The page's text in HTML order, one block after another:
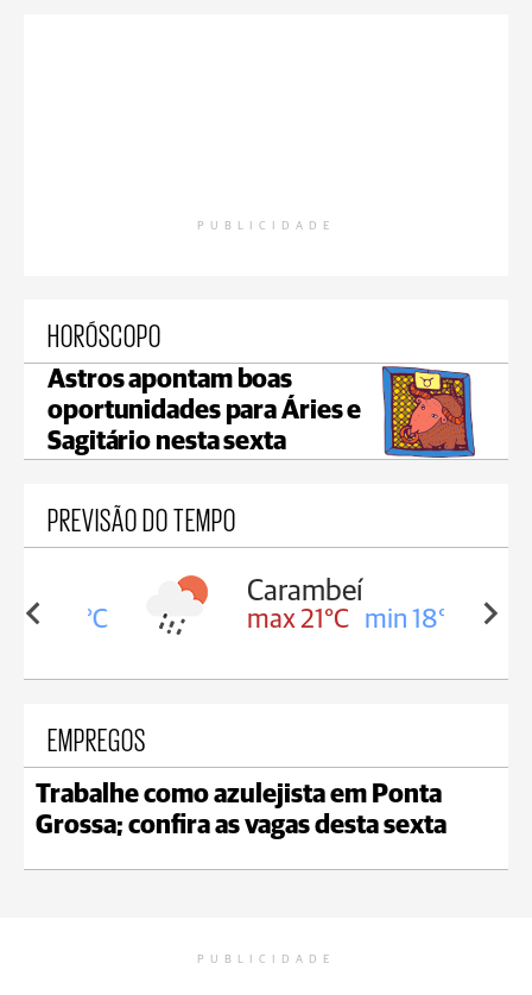
PUBLICIDADE
HORÓSCOPO
Astros apontam boas
oportunidades para Áries e
Sagitário nesta sexta
PREVISÃO DO TEMPO
18°C
Carambeí
max 21°C min 18°C
EMPREGOS
Trabalhe como azulejista em Ponta
Grossa; confira as vagas desta sexta
PUBLICIDADE